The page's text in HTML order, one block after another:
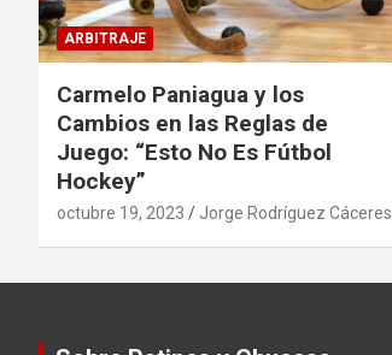
ARBITRAJE
Carmelo Paniagua y los
Cambios en las Reglas de
Juego: “Esto No Es Fútbol
Hockey”
octubre 19, 2023 Jorge Rodríguez Cáceres